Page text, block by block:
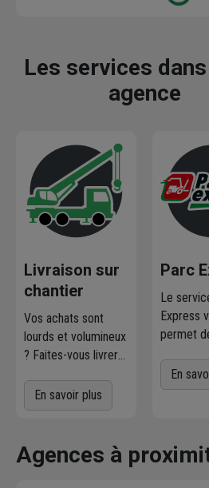
Les services
agence
Livraison sur
chantier
Vos achats sont
lourds et volumineux
? Faites-vous livrer
voulez! L'agence
Chausson qui
vous contacte pour
fixer le meilleur
En savoir plus
Parc
Le
Express
permet
d'un
vos
En
Agences à